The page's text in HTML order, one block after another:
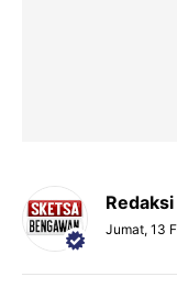
Jumat, 13